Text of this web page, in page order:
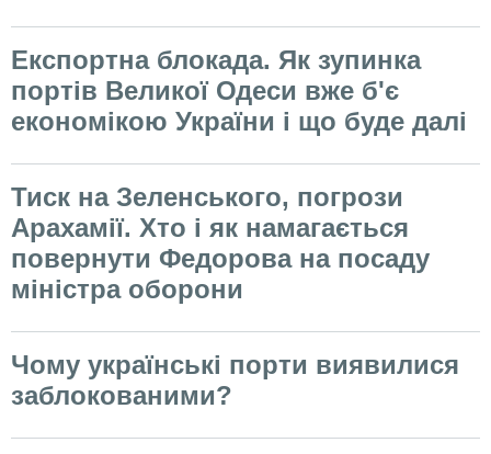
Експортна блокада. Як зупинка
портів Великої Одеси вже б'є
економікою України і що буде далі
Тиск на Зеленського, погрози
Арахамії. Хто і як намагається
повернути Федорова на посаду
міністра оборони
Чому українські порти виявилися
заблокованими?